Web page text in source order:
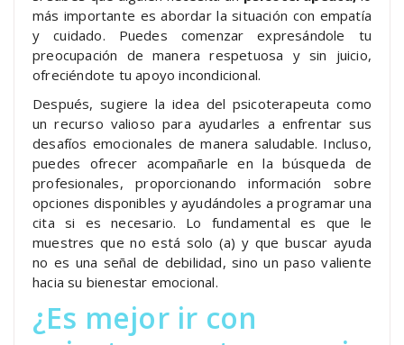
más importante es abordar la situación con empatía
y cuidado. Puedes comenzar expresándole tu
preocupación de manera respetuosa y sin juicio,
ofreciéndote tu apoyo incondicional.
Después, sugiere la idea del psicoterapeuta como
un recurso valioso para ayudarles a enfrentar sus
desafíos emocionales de manera saludable. Incluso,
puedes ofrecer acompañarle en la búsqueda de
profesionales, proporcionando información sobre
opciones disponibles y ayudándoles a programar una
cita si es necesario. Lo fundamental es que le
muestres que no está solo (a) y que buscar ayuda
no es una señal de debilidad, sino un paso valiente
hacia su bienestar emocional.
¿Es mejor ir con